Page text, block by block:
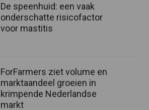
De speenhuid: een vaak
onderschatte risicofactor
voor mastitis
ForFarmers ziet volume en
marktaandeel groeien in
krimpende Nederlandse
markt